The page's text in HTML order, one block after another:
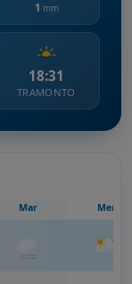
1 mm
18:31
TRAMONTO
Mar Mer